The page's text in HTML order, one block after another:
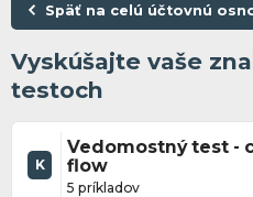
Späť na celú účtovnú
Vyskúšajte vaše
testoch
K
Vedomostný test -
flow
5 príkladov